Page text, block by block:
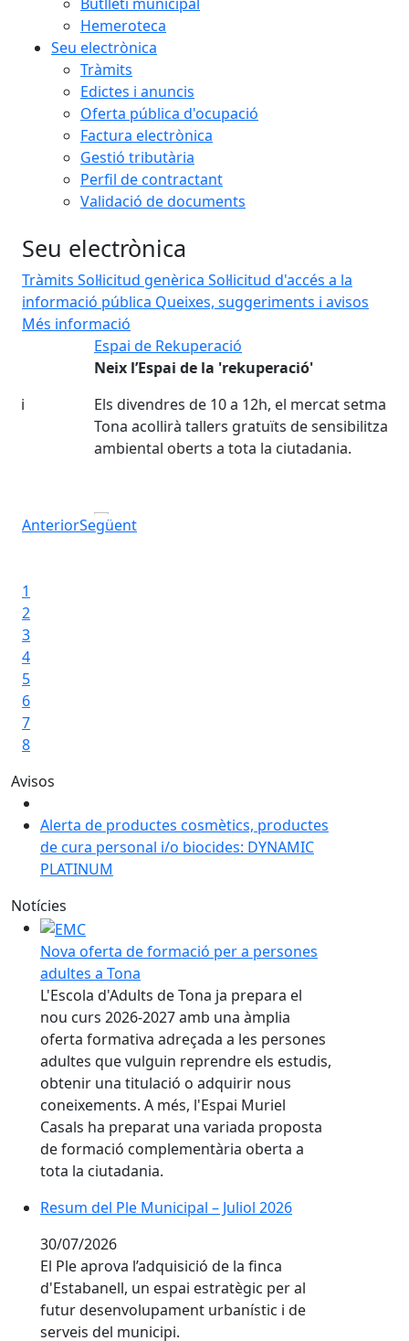
Hemeroteca
Seu electrònica
Tràmits
Edictes i anuncis
Oferta pública d'ocupació
Factura electrònica
Gestió tributària
Perfil de contractant
Validació de documents
Seu electrònica
Tràmits Sol·licitud genèrica Sol·licitud d'accés a la
informació pública Queixes, suggeriments i avisos
Més informació
Espai de Rekuperació
Neix l’Espai de la 'rekuperació'
Els divendres de 10 a 12h, el mercat setmanal de
Tona acollirà tallers gratuïts de sensibilització
ambiental oberts a tota la ciutadania.
Espai de Rekuperació
1
2
3
4
5
6
7
Avisos
Alerta de productes cosmètics, productes
de cura personal i/o biocides: DYNAMIC
Notícies
Nova oferta de formació per a persones
adultes a Tona
L'Escola d'Adults de Tona ja prepara el
nou curs 2026-2027 amb una àmplia
oferta formativa adreçada a les persones
adultes que vulguin reprendre els estudis,
obtenir una titulació o adquirir nous
coneixements. A més, l'Espai Muriel
Casals ha preparat una variada proposta
de formació complementària oberta a
30/07/2026
El Ple aprova l’adquisició de la finca
d'Estabanell, un espai estratègic per al
futur desenvolupament urbanístic i de